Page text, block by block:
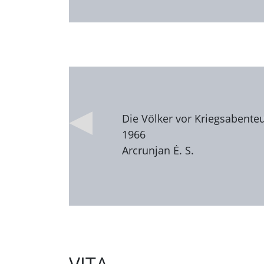
Die Völker vor
1966
Arcrunjan Ė. S.